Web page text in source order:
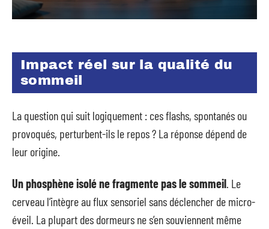
Impact réel sur la qualité du
sommeil
La question qui suit logiquement : ces flashs, spontanés ou
provoqués, perturbent-ils le repos ? La réponse dépend de
leur origine.
Un phosphène isolé ne fragmente pas le sommeil . Le
cerveau l’intègre au flux sensoriel sans déclencher de micro-
éveil. La plupart des dormeurs ne s’en souviennent même